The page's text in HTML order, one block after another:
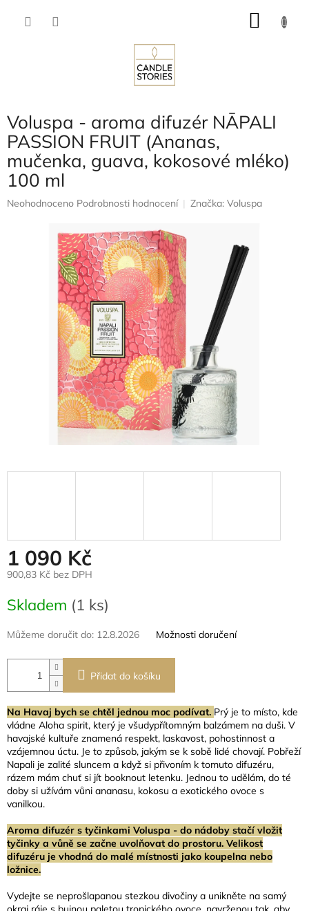
Voluspa - aroma difuzér NĀPALI
PASSION FRUIT (Ananas,
mučenka, guava, kokosové mléko)
100 ml
Průměrné
Neohodnoceno Podrobnosti hodnocení Značka: Voluspa
1 090 Kč
900,83 Kč bez DPH
cena:
Skladem (1 ks)
Můžeme doručit do: 12.8.2026 Možnosti doručení
Přidat do košíku
Na Havaj bych se chtěl jednou moc podívat. Prý je to místo, kde
vládne Aloha spirit, který je všudypřítomným balzámem na duši. V
havajské kultuře znamená respekt, laskavost, pohostinnost a
vzájemnou úctu. Je to způsob, jakým se k sobě lidé chovají. Pobřeží
Napali je zalité sluncem a když si přivoním k tomuto difuzéru,
rázem mám chuť si jít booknout letenku. Jednou to udělám, do té
doby si užívám vůni ananasu, kokosu a exotického ovoce s
vanilkou.
Aroma difuzér s tyčinkami Voluspa - do nádoby stačí vložit
tyčinky a vůně se začne uvolňovat do prostoru. Velikost
difuzéru je vhodná do malé místnosti jako koupelna nebo
ložnice.
Vydejte se neprošlapanou stezkou divočiny a unikněte na samý